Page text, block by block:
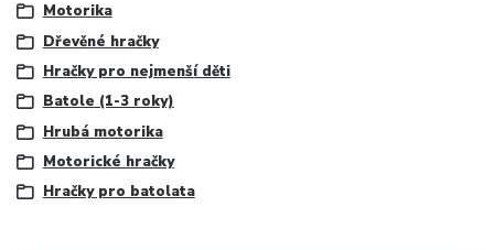
Motorika
Dřevěné hračky
Hračky pro nejmenší děti
Batole (1-3 roky)
Hrubá motorika
Motorické hračky
Hračky pro batolata